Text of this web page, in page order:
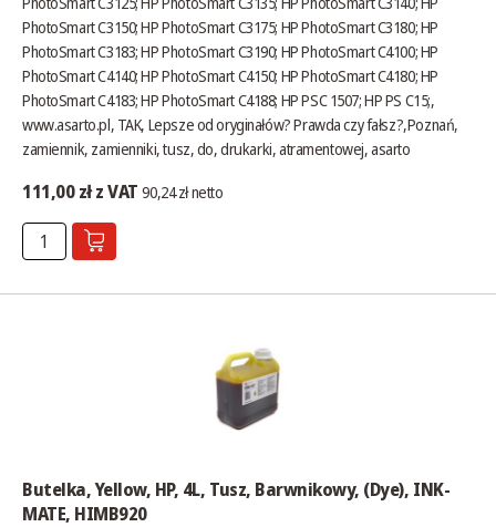
PhotoSmart C3150; HP PhotoSmart C3175; HP PhotoSmart C3180; HP
PhotoSmart C3183; HP PhotoSmart C3190; HP PhotoSmart C4100; HP
PhotoSmart C4140; HP PhotoSmart C4150; HP PhotoSmart C4180; HP
PhotoSmart C4183; HP PhotoSmart C4188; HP PSC 1507; HP PS C15;,
www.asarto.pl, TAK, Lepsze od oryginałów? Prawda czy fałsz?,Poznań,
zamiennik, zamienniki, tusz, do, drukarki, atramentowej, asarto
111,00 zł z VAT 90,24 zł netto
Butelka, Yellow, HP, 4L, Tusz, Barwnikowy, (Dye), INK-
MATE, HIMB920